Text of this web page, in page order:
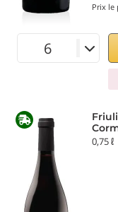
Prix le
0,75 ℓ